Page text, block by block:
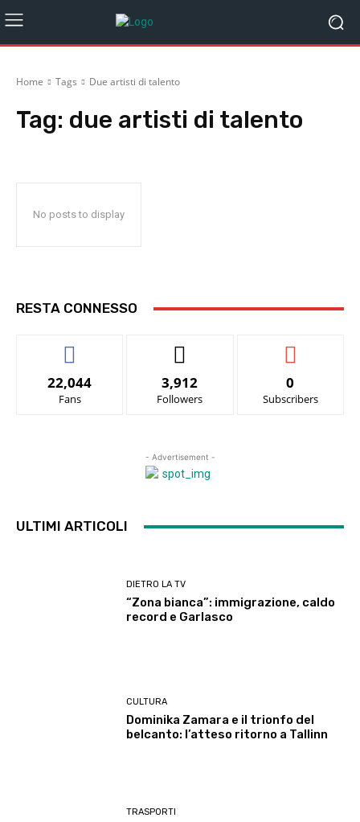
Home Tags Due artisti di talento
Tag: due artisti di talento
No posts to display
RESTA CONNESSO
22,044
Fans
3,912
Followers
0
Subscribers
- Advertisement -
ULTIMI ARTICOLI
DIETRO LA TV
“Zona bianca”: immigrazione, caldo
record e Garlasco
CULTURA
Dominika Zamara e il trionfo del
belcanto: l’atteso ritorno a Tallinn
TRASPORTI